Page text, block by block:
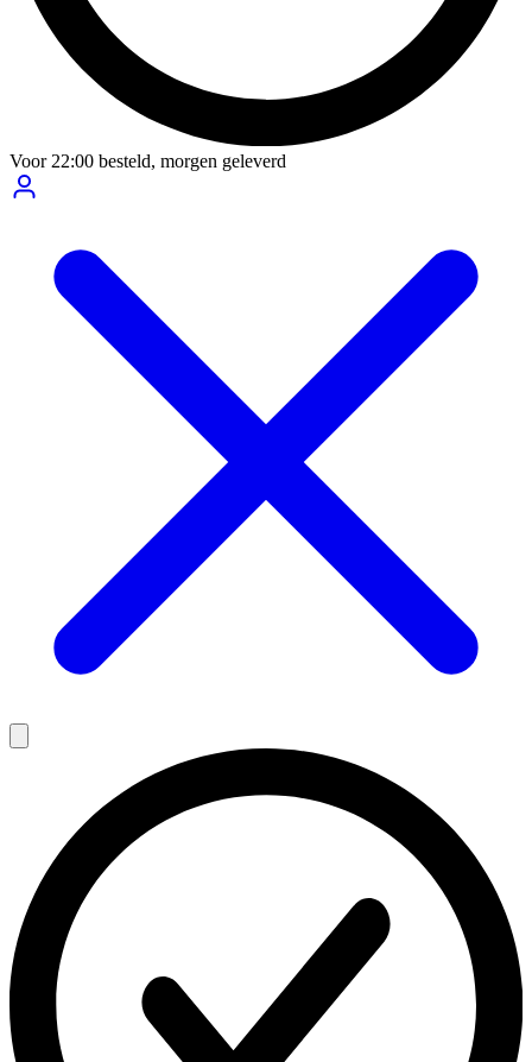
Voor22:00 besteld, morgen geleverd